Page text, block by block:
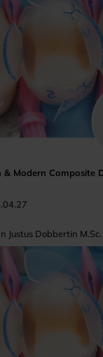
& Modern Composite
Justus Dobbertin M.Sc.